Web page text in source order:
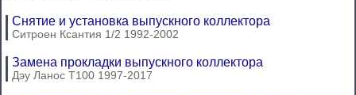
Снятие и установка выпускного коллектора
Ситроен Ксантия 1/2 1992-2002
Замена прокладки выпускного коллектора
Дэу Ланос Т100 1997-2017